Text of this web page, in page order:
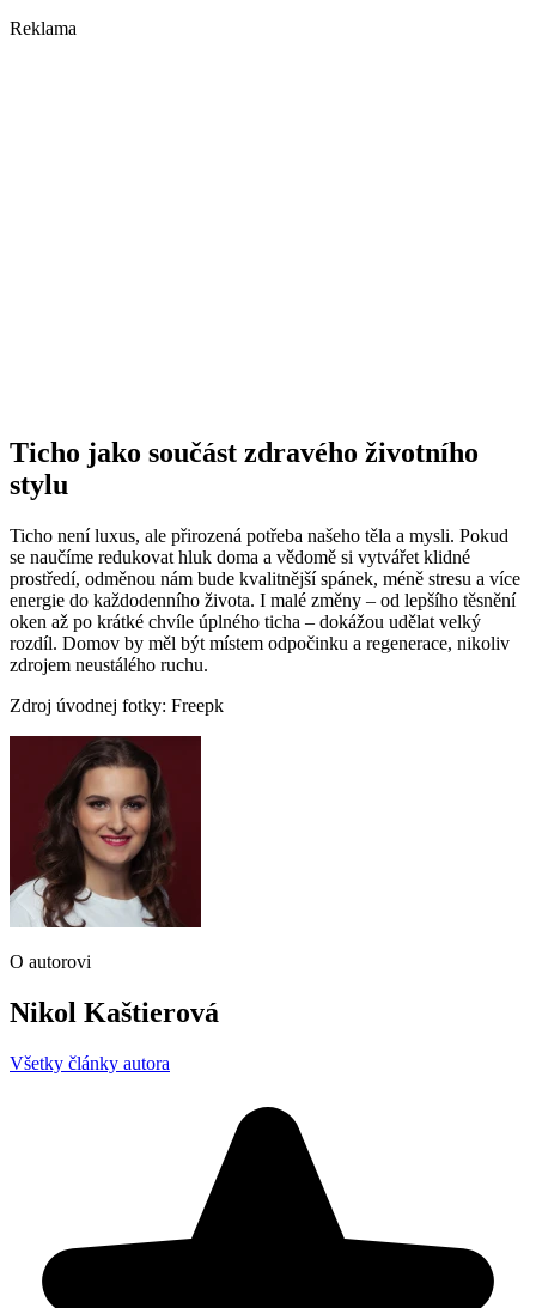
Reklama
Ticho jako součást zdravého životního
stylu
Ticho není luxus, ale přirozená potřeba našeho těla a mysli. Pokud
se naučíme redukovat hluk doma a vědomě si vytvářet klidné
prostředí, odměnou nám bude kvalitnější spánek, méně stresu a více
energie do každodenního života. I malé změny – od lepšího těsnění
oken až po krátké chvíle úplného ticha – dokážou udělat velký
rozdíl. Domov by měl být místem odpočinku a regenerace, nikoliv
zdrojem neustálého ruchu.
Zdroj úvodnej fotky: Freepk
O autorovi
Nikol Kaštierová
Všetky články autora